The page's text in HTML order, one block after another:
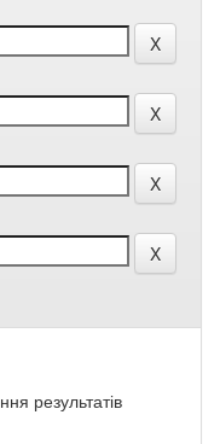
результатів